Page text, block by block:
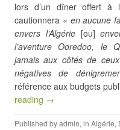
lors d’un dîner offert à
cautionnera « en aucune
envers l’Algérie[ou]
l’aventure Ooredoo, le
jamais aux côtés de
négatives de
référence aux budgets
reading →
Published byadmin, in Algérie,